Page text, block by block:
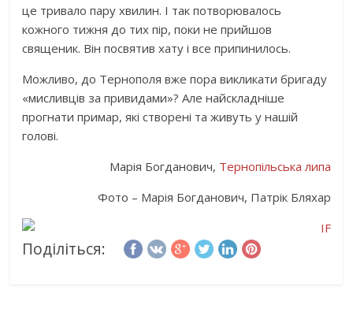
це тривало пару хвилин. І так потворювалось
кожного тижня до тих пір, поки не прийшов
священик. Він посвятив хату і все припинилось.
Можливо, до Тернополя вже пора викликати бригаду
«мисливців за привидами»? Але найскладніше
прогнати примар, які створені та живуть у нашій
голові.
Марія Богданович, Тернопільська липа
Фото – Марія Богданович, Патрік Бляхар
Поділіться: